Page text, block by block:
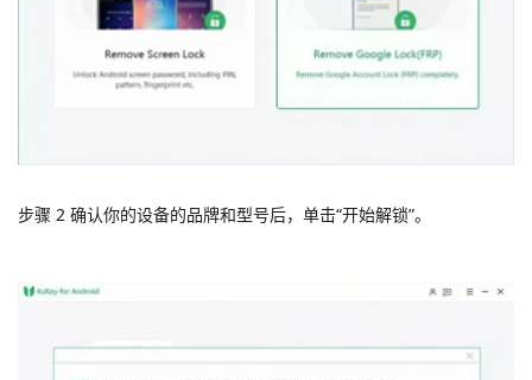
步骤 2 确认你的设备的品牌和型号后，单击“开始解锁”。